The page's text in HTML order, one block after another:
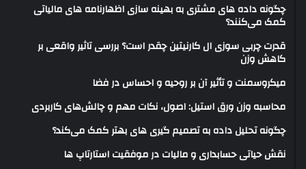
چگونه داده های مشتری به بهینه سازی اظهارنامه های مالیاتی
کمک می‌کنند؟
قدرت چربی سوزی ال کارنیتین چقدر است؟ بررسی تاثیر واقعی بر
کاهش وزن
میکروسمنت و تأثیر آن بر روحیه و احساس در فضا
محاسبه وزن ورق استیل: اصول، نکات مهم و چالش‌های کاربردی
چگونه تحلیل داده به تصمیم گیری های بهتر کمک می‌کند؟
نقش حیاتی حسابداری و مالیات در موفقیت استارتاپ ها